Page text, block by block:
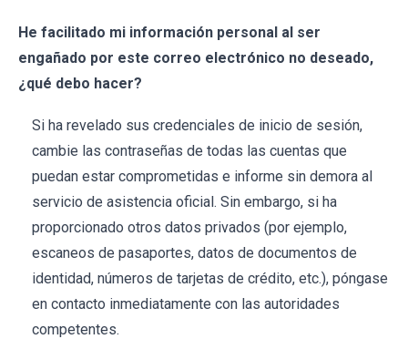
He facilitado mi información personal al ser
engañado por este correo electrónico no deseado,
¿qué debo hacer?
Si ha revelado sus credenciales de inicio de sesión,
cambie las contraseñas de todas las cuentas que
puedan estar comprometidas e informe sin demora al
servicio de asistencia oficial. Sin embargo, si ha
proporcionado otros datos privados (por ejemplo,
escaneos de pasaportes, datos de documentos de
identidad, números de tarjetas de crédito, etc.), póngase
en contacto inmediatamente con las autoridades
competentes.